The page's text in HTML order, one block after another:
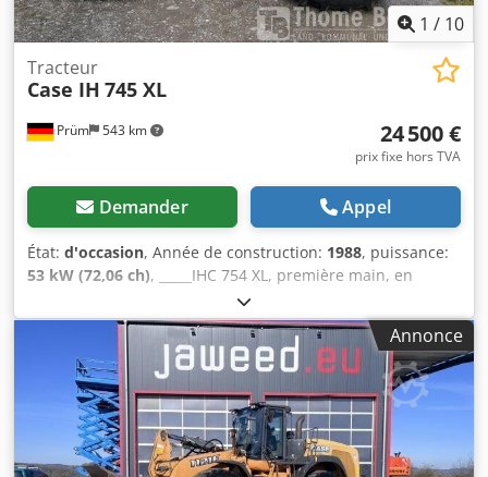
1 / 10
Prüm 543 km
Tracteur
Case IH 745 XL
24 500 €
prix fixe hors TVA
Demander Appel
État: d'occasion, Année de construction: 1988, puissance:
53 kW (72,06 ch), _____IHC 754 XL, première main, en
excellent état. Nombre d’heures de fonctionnement :
environ 8 600. Année de fabrication : 1988. Prise de force
avant. Arbre de prise de force avant. Boîte de vitesses à
30 km/h. Prix : 24 500,00 €, hors taxes. Lieu de stockage :
aucun. Dodpfx Aqszdmutetock
Annonce